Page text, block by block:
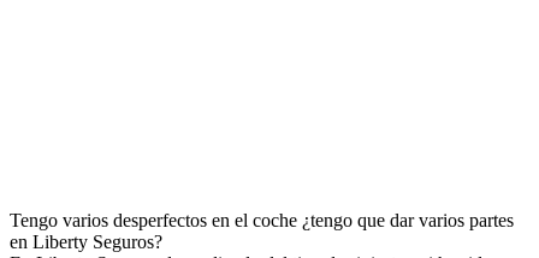
Tengo varios desperfectos en el coche ¿tengo que dar varios partes
en Liberty Seguros?